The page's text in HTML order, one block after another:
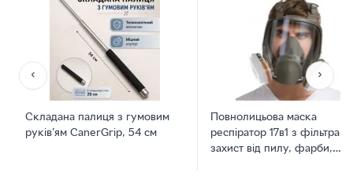
‹
Складана палиця з гумовим
руків’ям CanerGrip, 54 см
Повнолицьова маска
респіратор 17в1 з фільтрами
захист від пилу, фарби,
›